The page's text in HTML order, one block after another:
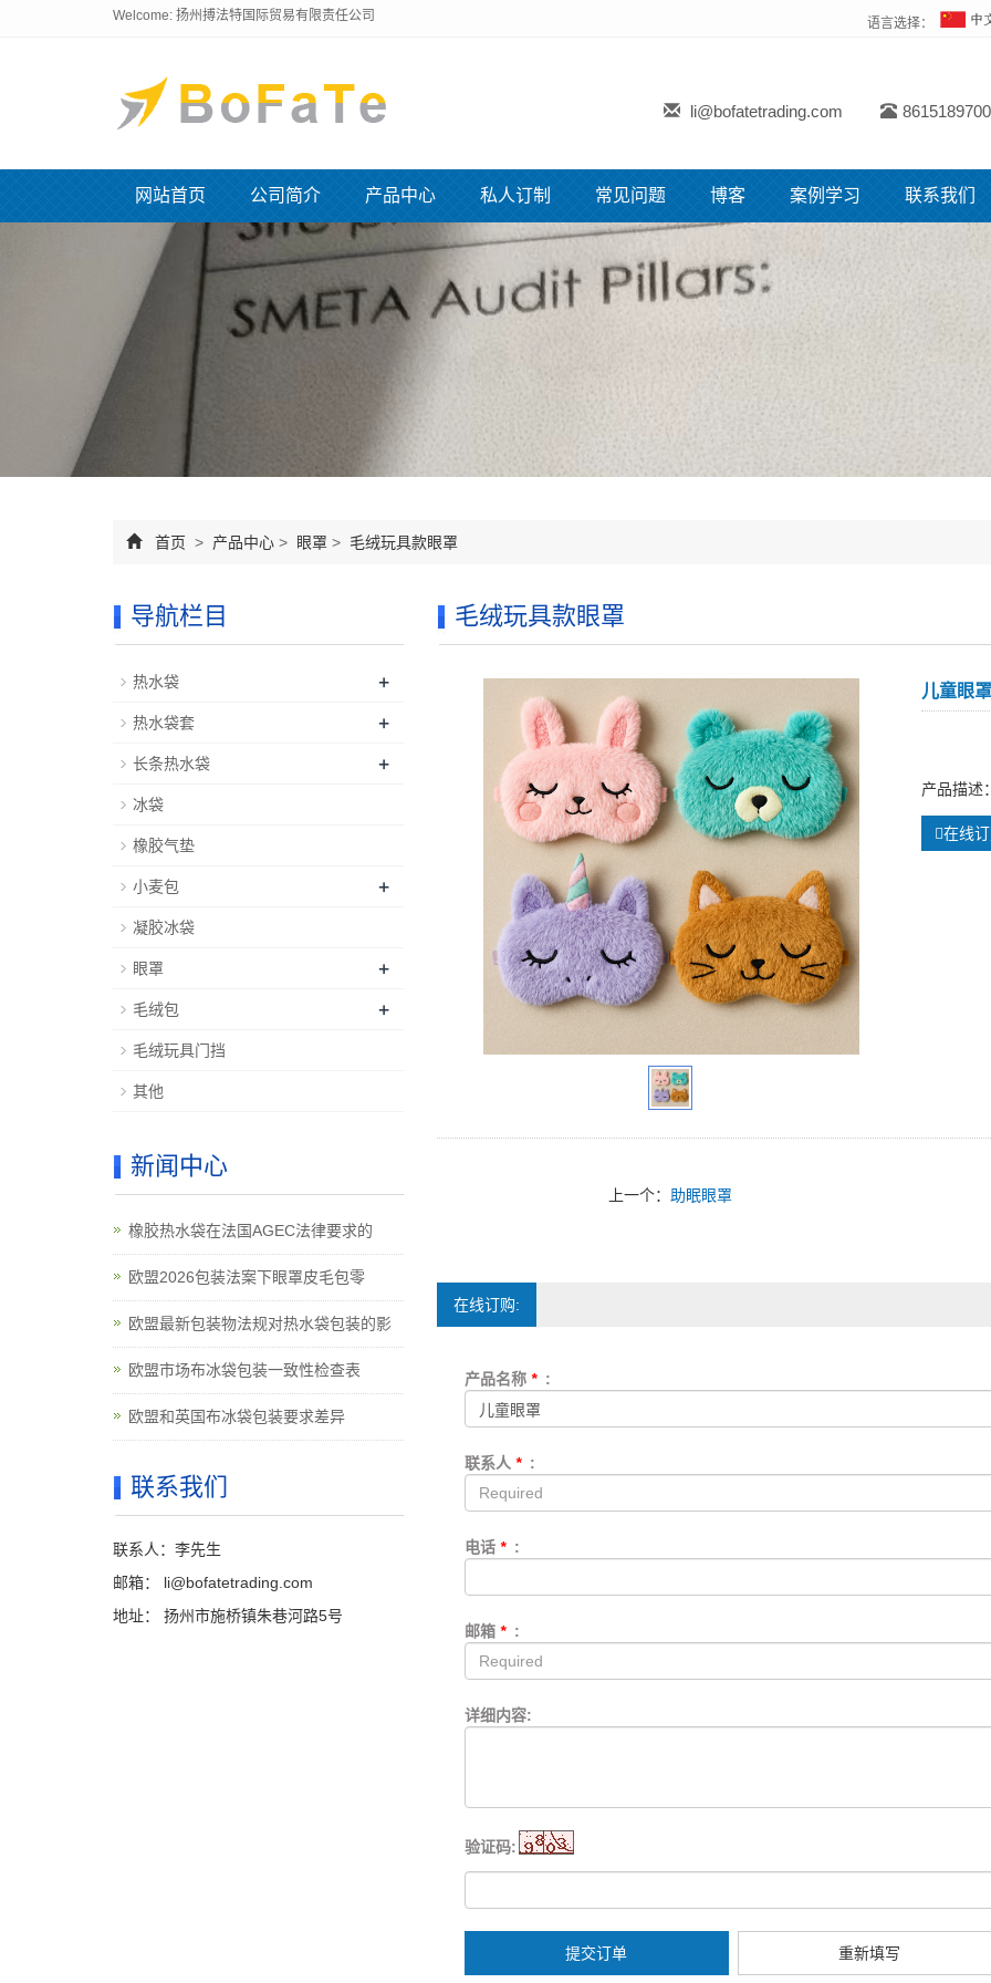
Welcome: 扬州搏法特国际贸易有限责任公司
语言选择：
li@bofatetrading.com
网站首页 公司简介 产品中心 私人订制 常见问题 博客 案例学习 联系我们
首页 > 产品中心 > 眼罩 > 毛绒玩具款眼罩
毛绒玩具款眼罩
儿童眼罩
产品描述：
在线
上一个： 助眠眼罩
在线订购:
产品名称 * :
联系人 * :
电话 * :
邮箱 * :
详细内容:
验证码:
提交订单 重新填写
导航栏目
热水袋 +
热水袋套 +
长条热水袋 +
冰袋
橡胶气垫
小麦包 +
凝胶冰袋
眼罩 +
毛绒包 +
毛绒玩具门挡
其他
新闻中心
橡胶热水袋在法国AGEC法律要求的
欧盟2026包装法案下眼罩皮毛包零
欧盟最新包装物法规对热水袋包装的影
欧盟市场布冰袋包装一致性检查表
欧盟和英国布冰袋包装要求差异
联系我们
联系人：李先生
邮箱：
li@bofatetrading.com
地址： 扬州市施桥镇朱巷河路5号